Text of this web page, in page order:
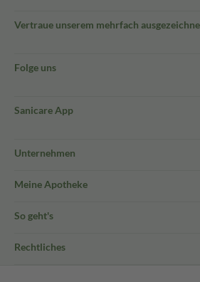
Vertraue unserem mehrfach
Folge uns
Sanicare App
Unternehmen
Meine Apotheke
So geht's
Rechtliches